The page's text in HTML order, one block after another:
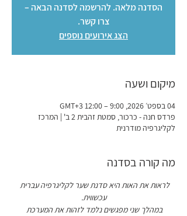
הסדנה מלאה. להרשמה לסדנה הבאה –
צרו קשר.
הצג אירועים נוספים
מיקום ושעה
04 בספט׳ 2026, 9:00 – 12:00 GMT‎+3‎
פרדס חנה - כרכור, סמטת זהבית 2 ב' | המרכז
לקליגרפיה מודרנית
מה קורה בסדנה
לראות את האות היא סדנת שער לקליגרפיה עברית
עכשווית.
במהלך שני מפגשים נלמד לזהות את המערכת